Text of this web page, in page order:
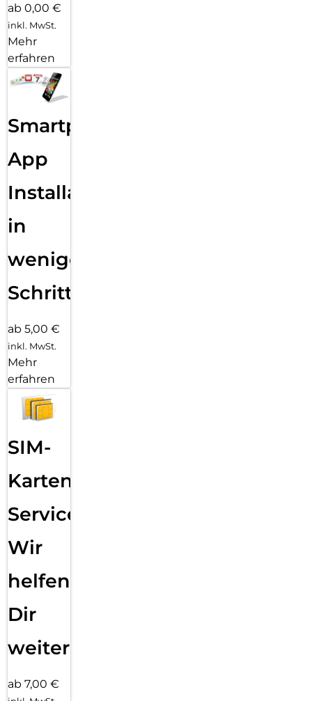
ab 0,00 €
inkl. MwSt.
Mehr
erfahren
Smartphone
App
Installation
in
wenigen
Schritten
ab 5,00 €
inkl. MwSt.
Mehr
erfahren
SIM-
Karten
Service:
Wir
helfen
Dir
weiter
ab 7,00 €